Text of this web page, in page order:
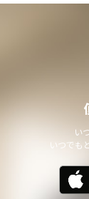
い
いつでも